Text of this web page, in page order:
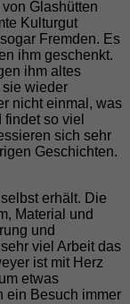
Glashütten
Kulturgut
Fremden. Es
ihm geschenkt.
ihm altes
sie wieder
nicht einmal, was
so viel
sich sehr
Geschichten.
erhält. Die
Material und
und
viel Arbeit das
ist mit Herz
etwas
ein Besuch immer